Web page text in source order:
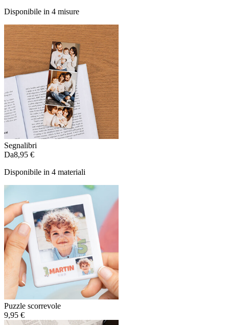
Disponibile in 4 misure
Segnalibri
Da8,95 €
Disponibile in 4 materiali
Puzzle scorrevole
9,95 €